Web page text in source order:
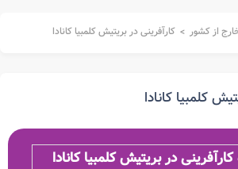
از کشور > کارآفرینی در بریتیش کلمبیا کانادا
کلمبیا کانادا
در بریتیش کلمبیا کانادا